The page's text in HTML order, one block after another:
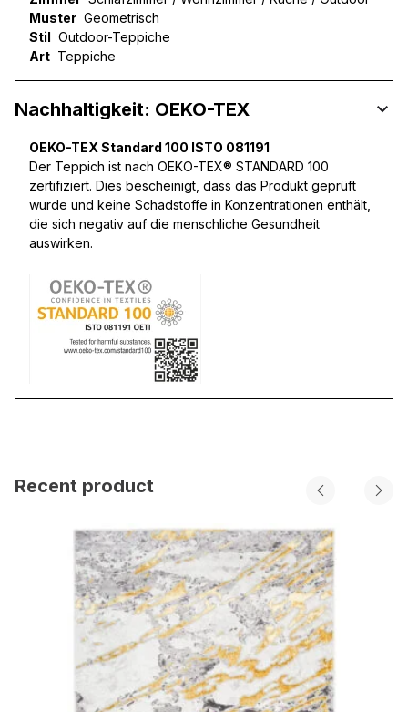
Muster Geometrisch
Stil Outdoor-Teppiche
Art Teppiche
Nachhaltigkeit: OEKO-TEX
OEKO-TEX Standard 100 ISTO 081191
Der Teppich ist nach OEKO-TEX® STANDARD 100
zertifiziert. Dies bescheinigt, dass das Produkt geprüft
wurde und keine Schadstoffe in Konzentrationen enthält,
die sich negativ auf die menschliche Gesundheit
auswirken.
Recent product